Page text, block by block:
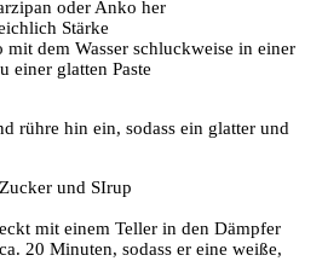
oder Anko her
Stärke
mit dem Wasser schluckweise in einer
einer glatten Paste
rühre hin ein, sodass ein glatter und
mit einem Teller in den Dämpfer
20 Minuten, sodass er eine weiße,